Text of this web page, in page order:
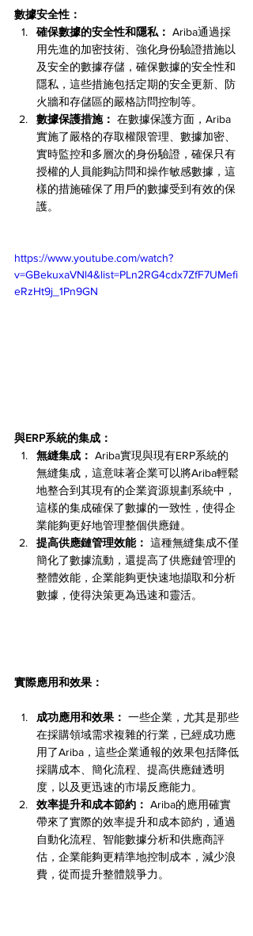
數據安全性：
確保數據的安全性和隱私： Ariba通過採
用先進的加密技術、強化身份驗證措施以
及安全的數據存儲，確保數據的安全性和
隱私，這些措施包括定期的安全更新、防
火牆和存儲區的嚴格訪問控制等。
數據保護措施： 在數據保護方面，Ariba
實施了嚴格的存取權限管理、數據加密、
實時監控和多層次的身份驗證，確保只有
授權的人員能夠訪問和操作敏感數據，這
樣的措施確保了用戶的數據受到有效的保
護。
https://www.youtube.com/watch?
v=GBekuxaVNl4&list=PLn2RG4cdx7ZfF7UMefi
eRzHt9j_1Pn9GN
與ERP系統的集成：
無縫集成： Ariba實現與現有ERP系統的
無縫集成，這意味著企業可以將Ariba輕鬆
地整合到其現有的企業資源規劃系統中，
這樣的集成確保了數據的一致性，使得企
業能夠更好地管理整個供應鏈。
提高供應鏈管理效能： 這種無縫集成不僅
簡化了數據流動，還提高了供應鏈管理的
整體效能，企業能夠更快速地擷取和分析
數據，使得決策更為迅速和靈活。
實際應用和效果：
成功應用和效果： 一些企業，尤其是那些
在採購領域需求複雜的行業，已經成功應
用了Ariba，這些企業通報的效果包括降低
採購成本、簡化流程、提高供應鏈透明
度，以及更迅速的市場反應能力。
效率提升和成本節約： Ariba的應用確實
帶來了實際的效率提升和成本節約，通過
自動化流程、智能數據分析和供應商評
估，企業能夠更精準地控制成本，減少浪
費，從而提升整體競爭力。